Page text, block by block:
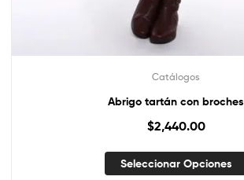
Catálogos
Abrigo tartán con broches
$2,440.00
Seleccionar Opciones